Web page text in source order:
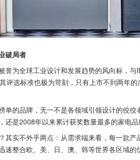
破局者
誉为全球工业设计和发展趋势的风向标，
评选标准也极为苛刻，只有上市不到两年
单的品牌，无一不是各领域引领设计的佼
还是2008年以来累计获奖数量最多的家电品
其实不外乎两点：从需求端来看，每一款产
速整合欧、美、日、澳、韩等世界各区域